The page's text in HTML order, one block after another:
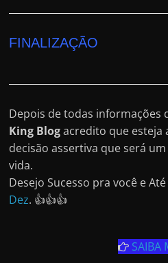
FINALIZAÇÃO
Depois de todas informações
King Blogacredito que esteja
decisão assertiva que será
vida.
Desejo Sucesso pra você e
Dez. 👍👍👍
SAIBA